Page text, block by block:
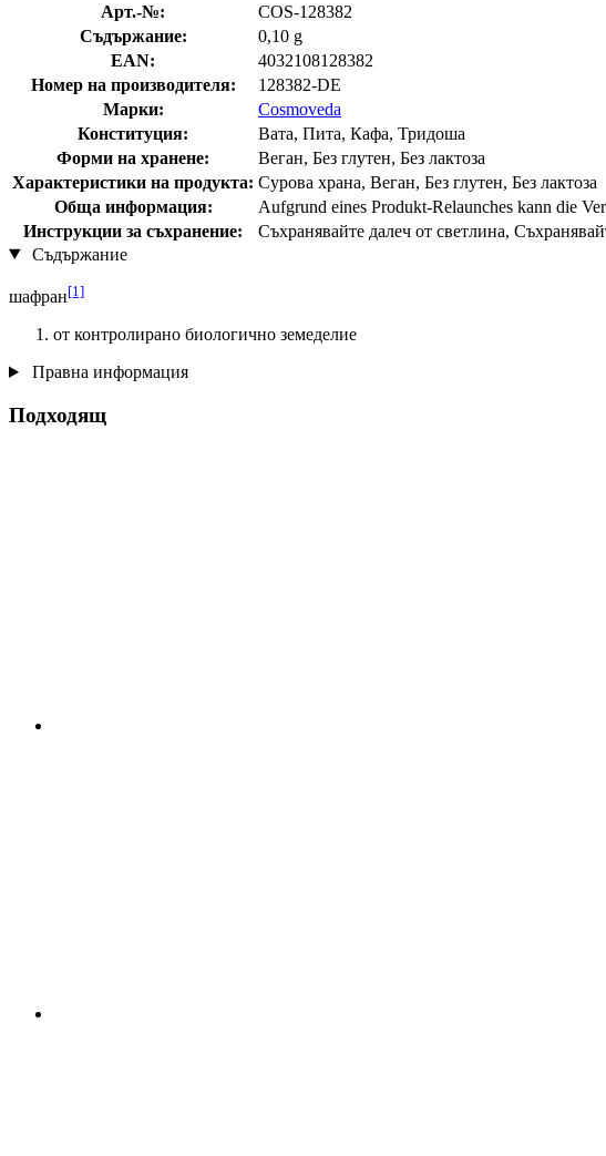
Арт.-№:
COS-128382
Съдържание:
0,10 g
EAN:
4032108128382
Номер на производителя:
128382-DE
Марки:
Cosmoveda
Конституция:
Вата, Пита, Кафа, Тридоша
Форми на хранене:
Веган, Без глутен, Без лактоза
Характеристики на продукта: Сурова храна, Веган, Без глутен, Без лактоза
Обща информация:
Aufgrund eines Produkt-Relaunches kann die
Инструкции за съхранение:
Съхранявайте далеч от светлина,
Съдържание
шафран[1]
от контролирано биологично земеделие
Правна информация
Подходящ